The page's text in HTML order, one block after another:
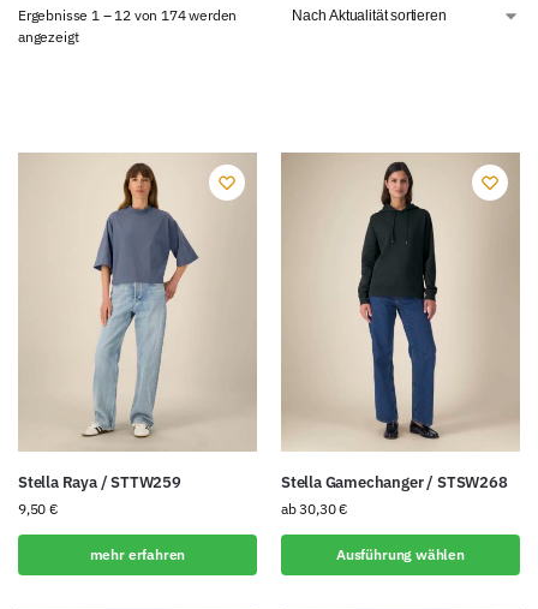
Ergebnisse 1 – 12 von 174 werden
angezeigt
Stella Raya / STTW259
9,50€
mehr erfahren
Stella Gamechanger / STSW268
ab30,30€
Ausführung wählen